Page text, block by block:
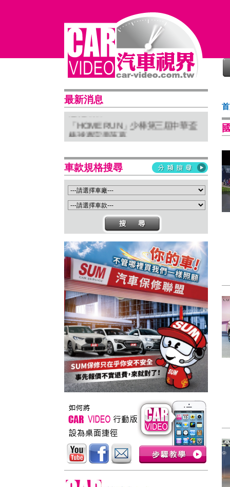
最新消息
普利司通穩馭前行 四大系列改款齊發
進化未來
「HOME RUN」少棒第三屆中華盃
棒球賽完美落幕
亞太首座 Stellantis Brand House 據
Suzuki 新北土城旗艦店盛大開幕
Isuzu屏東2S新據點開幕 強化南台灣
服務網絡
車款規格搜尋